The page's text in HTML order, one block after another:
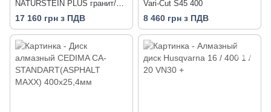
NATURSTEIN PLUS гранит/
базальт/промывной бетон/
бальзат 400х25.4х15 мм
17 160 грн з ПДВ
Vari-Cut S45 400
8 460 грн з ПДВ